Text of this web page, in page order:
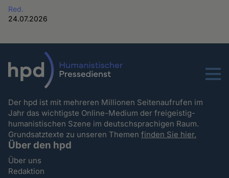
Red.
24.07.2026
Menu
Der hpd ist mit mehreren Millionen Seitenaufrufen im
Jahr das wichtigste Online-Medium der freigeistig-
humanistischen Szene im deutschsprachigen Raum.
Grundsatztexte zu unseren Themenfinden Sie hier.
Über den hpd
Über uns
Redaktion